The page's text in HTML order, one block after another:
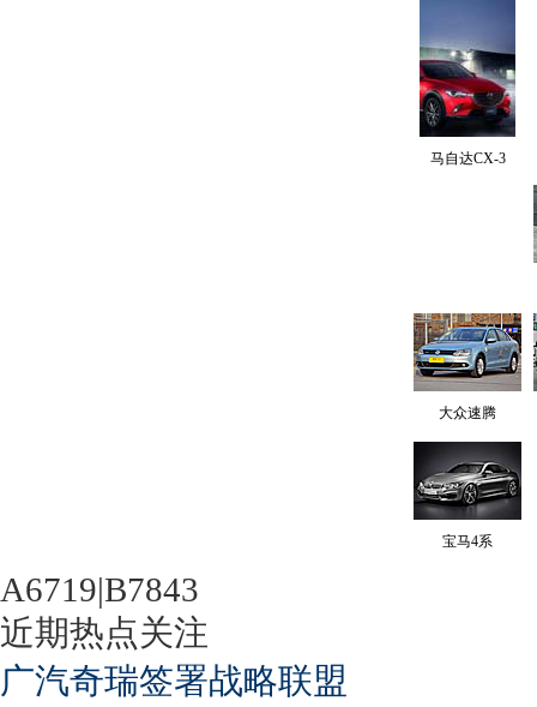
马自达CX-3
大众速腾
宝马4系
A6719|B7843
近期热点关注
广汽奇瑞签署战略联盟